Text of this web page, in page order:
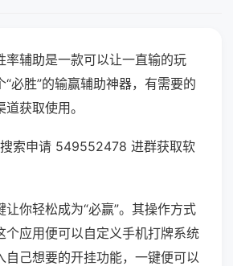
率辅助是一款可以让一直输的玩
“必胜”的输赢辅助神器，有需要的
获取使用。
索申请 549552478 进群获取软
你轻松成为“必赢”。其操作方式
个应用便可以自定义手机打牌系统
自己想要的开挂功能，一键便可以